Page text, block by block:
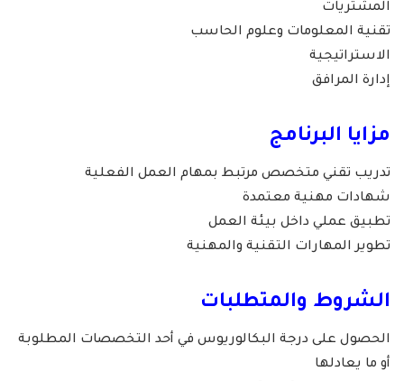
المشتريات
تقنية المعلومات وعلوم الحاسب
الاستراتيجية
إدارة المرافق
مزايا البرنامج
تدريب تقني متخصص مرتبط بمهام العمل الفعلية
شهادات مهنية معتمدة
تطبيق عملي داخل بيئة العمل
تطوير المهارات التقنية والمهنية
الشروط والمتطلبات
الحصول على درجة البكالوريوس في أحد التخصصات المطلوبة
أو ما يعادلها